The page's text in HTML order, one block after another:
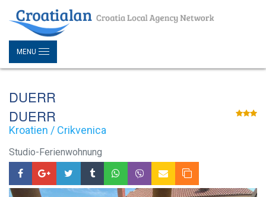
MENU
DUERR
DUERR
Kroatien / Crikvenica
Studio-Ferienwohnung